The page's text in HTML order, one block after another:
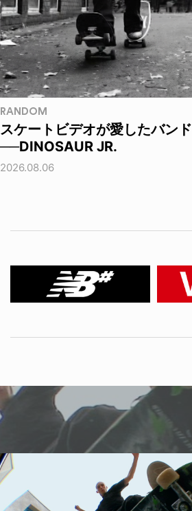
RANDOM
スケートビデオが愛したバンド
──DINOSAUR JR.
2026.08.06